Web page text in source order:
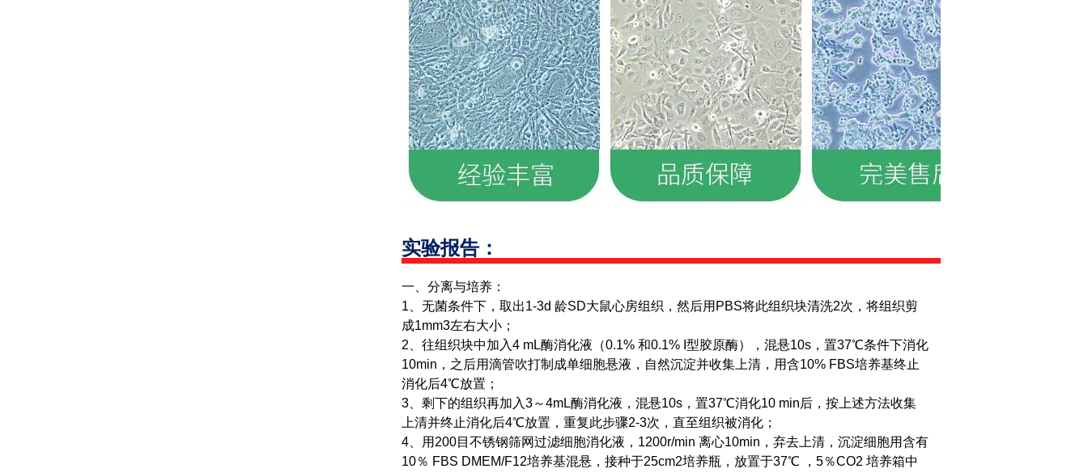
实验报告：
一、分离与培养：
1、无菌条件下，取出1-3d 龄SD大鼠心房组织，然后用PBS将此组织块清洗2次，将组织剪
成1mm3左右大小；
2、往组织块中加入4 mL酶消化液（0.1% 和0.1% I型胶原酶），混悬10s，置37℃条件下消化
10min，之后用滴管吹打制成单细胞悬液，自然沉淀并收集上清，用含10% FBS培养基终止
消化后4℃放置；
3、剩下的组织再加入3～4mL酶消化液，混悬10s，置37℃消化10 min后，按上述方法收集
上清并终止消化后4℃放置，重复此步骤2-3次，直至组织被消化；
4、用200目不锈钢筛网过滤细胞消化液，1200r/min 离心10min，弃去上清，沉淀细胞用含有
10％ FBS DMEM/F12培养基混悬，接种于25cm2培养瓶，放置于37℃ ，5％CO2 培养箱中